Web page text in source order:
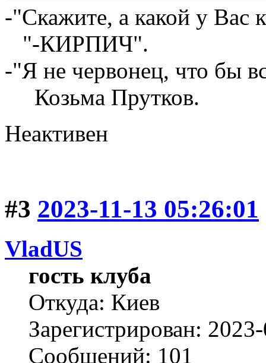
-"Скажите, а какой у Вас
"-КИРПИЧ".
-"Я не червонец, что бы
Козьма Прутков.
Неактивен
#3 2023-11-13 05:26:01
VladUS
гость клуба
Откуда: Киев
Зарегистрирован:
Сообщений: 101